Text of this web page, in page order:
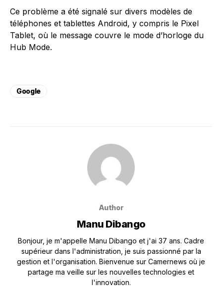
Ce problème a été signalé sur divers modèles de
téléphones et tablettes Android, y compris le Pixel
Tablet, où le message couvre le mode d’horloge du
Hub Mode.
Google
Author
Manu Dibango
Bonjour, je m'appelle Manu Dibango et j'ai 37 ans. Cadre
supérieur dans l'administration, je suis passionné par la
gestion et l'organisation. Bienvenue sur Camernews où je
partage ma veille sur les nouvelles technologies et
l'innovation.